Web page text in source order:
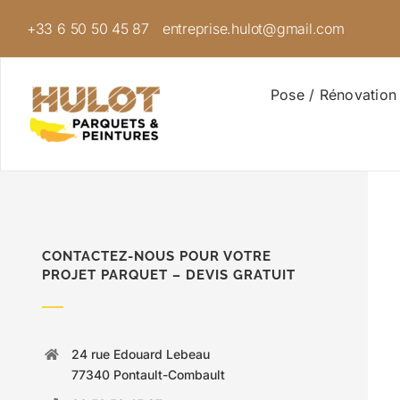
+33 6 50 50 45 87 entreprise.hulot@gmail.com
Pose /
CONTACTEZ-NOUS POUR VOTRE
PROJET PARQUET – DEVIS GRATUIT
24 rue Edouard Lebeau
77340 Pontault-Combault